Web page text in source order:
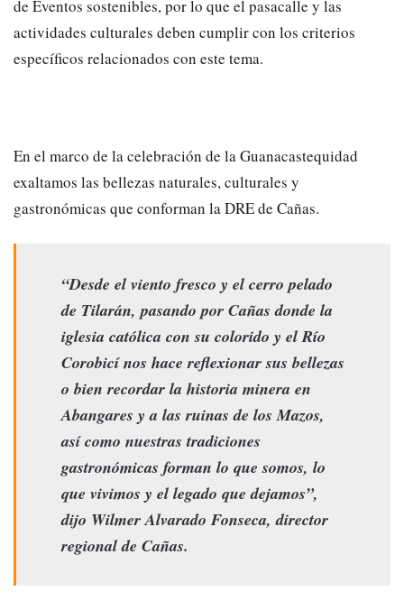
de Eventos sostenibles, por lo que el pasacalle y las
actividades culturales deben cumplir con los criterios
específicos relacionados con este tema.
En el marco de la celebración de la Guanacastequidad
exaltamos las bellezas naturales, culturales y
gastronómicas que conforman la DRE de Cañas.
“Desde el viento fresco y el cerro pelado
de Tilarán, pasando por Cañas donde la
iglesia católica con su colorido y el Río
Corobicí nos hace reflexionar sus bellezas
o bien recordar la historia minera en
Abangares y a las ruinas de los Mazos,
así como nuestras tradiciones
gastronómicas forman lo que somos, lo
que vivimos y el legado que dejamos”,
dijo Wilmer Alvarado Fonseca, director
regional de Cañas.